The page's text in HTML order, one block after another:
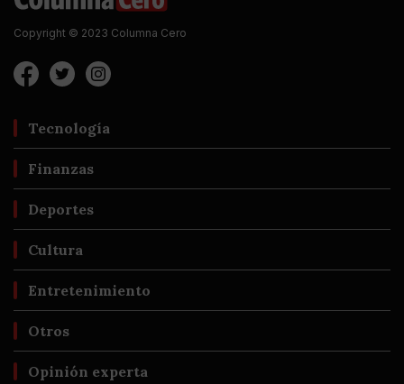
Copyright © 2023 Columna Cero
Tecnología
Finanzas
Deportes
Cultura
Entretenimiento
Otros
Opinión experta